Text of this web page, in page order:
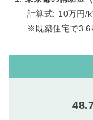
計算式: 10万円/
※既築住宅で